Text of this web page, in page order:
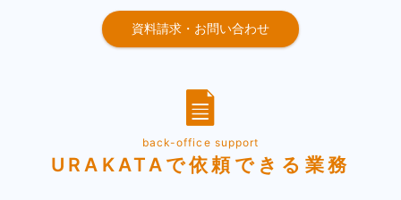
資料請求・お問い合わせ
back-office support
URAKATAで依頼できる業務